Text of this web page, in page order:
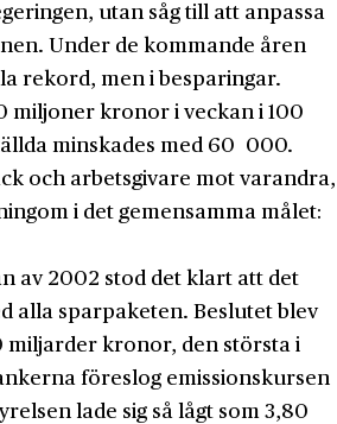
utan såg till att anpassa
Under de kommande åren
rekord, men i besparingar.
miljoner kronor i veckan i 100
minskades med 60 000.
och arbetsgivare mot varandra,
i det gemensamma målet:
av 2002 stod det klart att det
alla sparpaketen. Beslutet blev
miljarder kronor, den största i
föreslog emissionskursen
lade sig så lågt som 3,80